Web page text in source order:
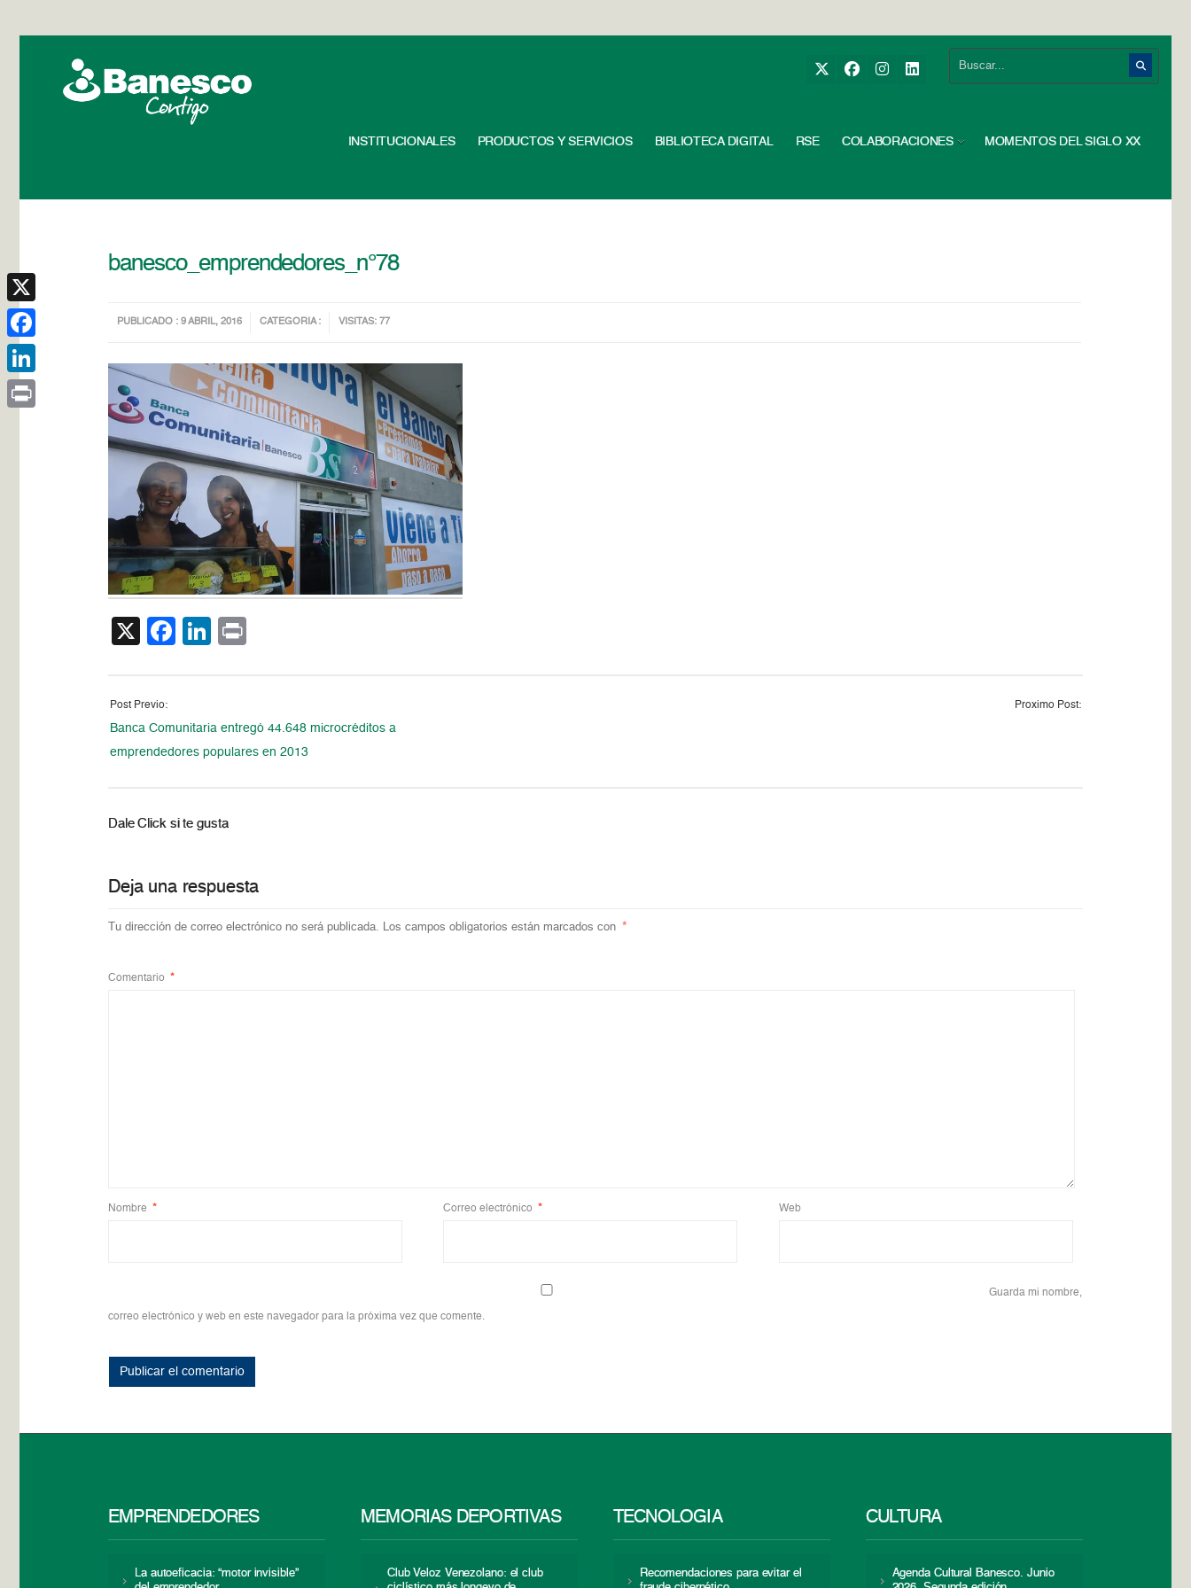
INSTITUCIONALES PRODUCTOS Y SERVICIOS BIBLIOTECA DIGITAL RSE COLABORACIONES MOMENTOS DEL SIGLO XX
banesco_emprendedores_n°78
PUBLICADO : 9 ABRIL, 2016 CATEGORIA : VISITAS: 77
X Facebook
LinkedIn
Post Previo:
Banca Comunitaria entregó 44.648 microcréditos a
emprendedores populares en 2013
Proximo Post:
Dale Click si te gusta
Deja una respuesta
Tu dirección de correo electrónico no será publicada. Los campos obligatorios están marcados con *
Comentario *
Nombre * Correo electrónico * Web
Guarda mi nombre,
correo electrónico y web en este navegador para la próxima vez que comente.
EMPRENDEDORES
La autoeficacia: “motor invisible”
MEMORIAS DEPORTIVAS
Club Veloz Venezolano: el club
TECNOLOGÍA
Recomendaciones para evitar el
CULTURA
Agenda Cultural Banesco. Junio
X
Facebook
LinkedIn